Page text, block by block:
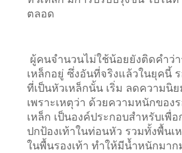
ตลอด
ผู้คนจำนวนไม่ใช้น้อยยังติดคำว่า
เหล็กอยู่ ซึ่งอันที่จริงแล้วในยุคนี้ ร
ที่เป็นหัวเหล็กนั้น เริ่ม ลดความนิ
เพราะเหตุว่า ด้วยความหนักของ
เหล็ก เป็นองค์ประกอบสำหรับเพื่
ปกป้องเท้าในท่อนหัว รวมทั้งพื้นเ
ในพื้นรองเท้า ทำให้มีน้ำหนักมาก